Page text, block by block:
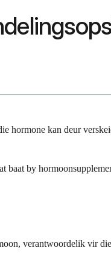
hormone kan deur
baat by
verantwoordelik vir